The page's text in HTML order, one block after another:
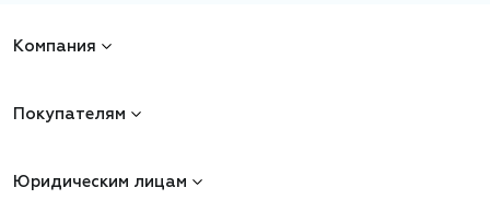
Компания
Покупателям
Юридическим лицам